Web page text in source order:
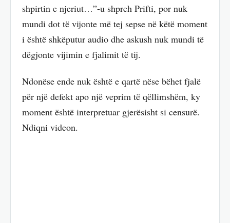
shpirtin e njeriut…”-u shpreh Prifti, por nuk
mundi dot të vijonte më tej sepse në këtë moment
i është shkëputur audio dhe askush nuk mundi të
dëgjonte vijimin e fjalimit të tij.
Ndonëse ende nuk është e qartë nëse bëhet fjalë
për një defekt apo një veprim të qëllimshëm, ky
moment është interpretuar gjerësisht si censurë.
Ndiqni videon.